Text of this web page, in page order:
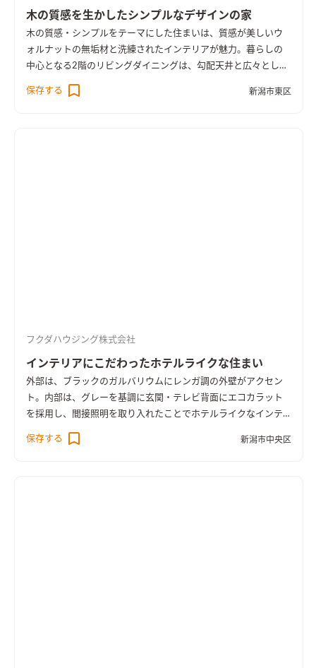
木の質感を生かしたシンプルなデザインの家
木の質感・シンプルをテーマにした住まいは、質感が美しいウ
ォルナットの無垢材と洗練されたインテリアが魅力。暮らしの
中心となる2階のリビングダイニングは、勾配天井と広々とした
ザイン性に優れたこだわりのキッチンが印象的で、空間を引き立
保存する 新潟市東区
フクダハウジング株式会社
インテリアにこだわったホテルライクな住まい
外部は、ブラックのガルバリウムにレンガ調の外壁がアクセン
ト。内部は、グレーを基調に玄関・テレビ背面にエコカラット
を採用し、間接照明を取り入れたことでホテルライクなインテ
リアで統一しました。限られた敷地内を有効活用し、和室をな
くしたことでゆとりのあるLDKを確保しています。お洋服をたく
保存する 新潟市中央区